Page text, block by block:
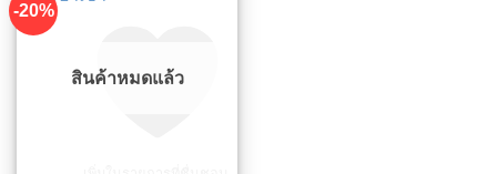
-20%
สินค้าหมดแล้ว